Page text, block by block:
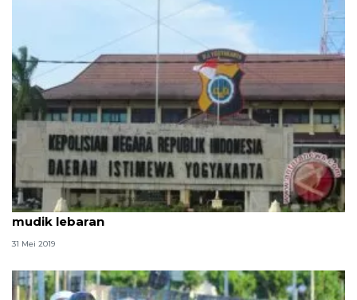
Polda DIY layani penitipan kendaraan selama
mudik lebaran
31 Mei 2019